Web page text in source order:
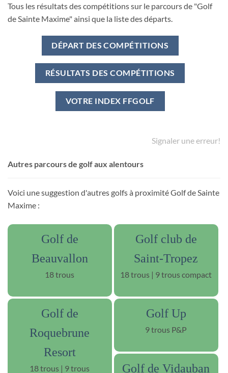
Tous les résultats des compétitions sur le parcours de "Golf
de Sainte Maxime" ainsi que la liste des départs.
DÉPART DES COMPÉTITIONS
RÉSULTATS DES COMPÉTITIONS
VOTRE INDEX FFGOLF
Signaler une erreur!
Autres parcours de golf aux alentours
Voici une suggestion d'autres golfs à proximité Golf de Sainte
Maxime :
Golf de
Beauvallon
18 trous
Golf club de
Saint-Tropez
18 trous | 9 trous compact
Golf de
Roquebrune
Resort
18 trous | 9 trous
Golf Up
9 trous P&P
Golf de Vidauban